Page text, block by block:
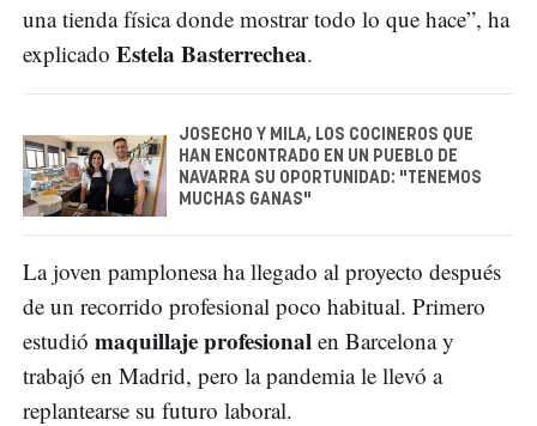
una tienda física donde mostrar todo lo que hace”, ha
explicado Estela Basterrechea.
JOSECHO Y MILA, LOS COCINEROS QUE
HAN ENCONTRADO EN UN PUEBLO DE
NAVARRA SU OPORTUNIDAD: "TENEMOS
MUCHAS GANAS"
La joven pamplonesa ha llegado al proyecto después
de un recorrido profesional poco habitual. Primero
estudió maquillaje profesional en Barcelona y
trabajó en Madrid, pero la pandemia le llevó a
replantearse su futuro laboral.